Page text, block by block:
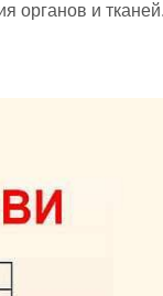
органов и